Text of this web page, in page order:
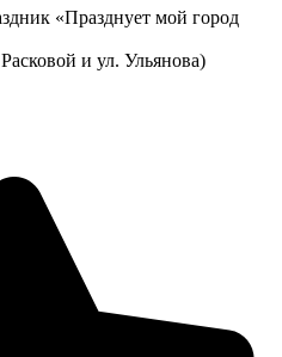
«Празднует мой город
и ул. Ульянова)